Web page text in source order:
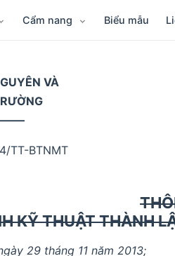
Cẩm nang Biểu mẫu
VÀ
TT-BTNMT
KỸ THUẬT THÀNH
29 tháng 11 năm 2013;